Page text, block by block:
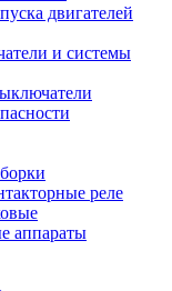
двигателей
и системы
реле
аппараты